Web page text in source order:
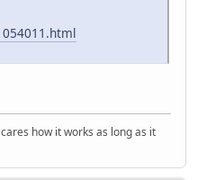
how it works as long as it